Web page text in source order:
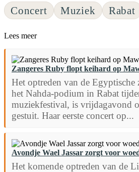
Concert Muziek Rabat
Lees meer
Zangeres Ruby flopt keihard op
Het optreden van de Egyptische
het Nahda-podium in Rabat
muziekfestival, is vrijdagavond
gestuit. Haar eerste concert op...
Avondje Wael Jassar zorgt voor
Het komende optreden van de